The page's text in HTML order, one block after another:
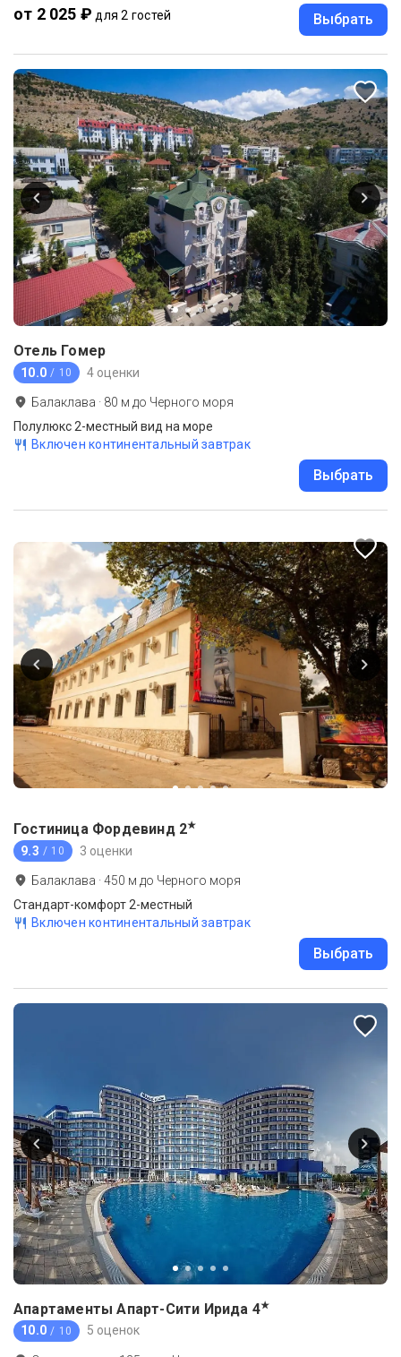
от 2 025 ₽ для 2 гостей Выбрать
Отель Гомер
10.0 / 10 4 оценки
Балаклава · 80 м до Черного моря
Полулюкс 2-местный вид на море
Включен континентальный завтрак
Выбрать
Гостиница Фордевинд 2★
9.3 / 10 3 оценки
Балаклава ·450 м до Черного моря
Стандарт-комфорт 2-местный
Включен континентальный завтрак
Выбрать
Апартаменты Апарт-Сити Ирида 4★
10.0 / 10 5 оценок